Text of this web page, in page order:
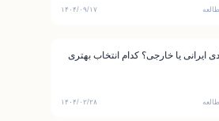
۱۴۰۴/۰۹/۱۷
ایرانی یا خارجی؟ کدام انتخاب بهتری
۱۴۰۴/۰۲/۲۸